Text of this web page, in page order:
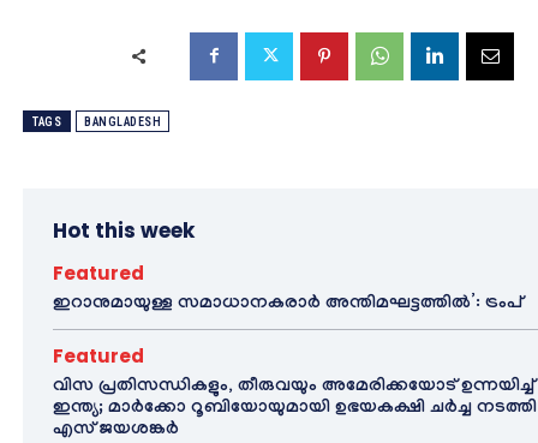
TAGS BANGLADESH
Hot this week
Featured
ഇറാനുമായുള്ള സമാധാനകരാർ അന്തിമഘട്ടത്തിൽ‌’: ട്രംപ്
Featured
വിസ പ്രതിസന്ധികളും, തീരുവയും അമേരിക്കയോട് ഉന്നയിച്ച്
ഇന്ത്യ; മാർക്കോ റൂബിയോയുമായി ഉഭയകക്ഷി ചർച്ച നടത്തി
എസ് ജയശങ്കർ